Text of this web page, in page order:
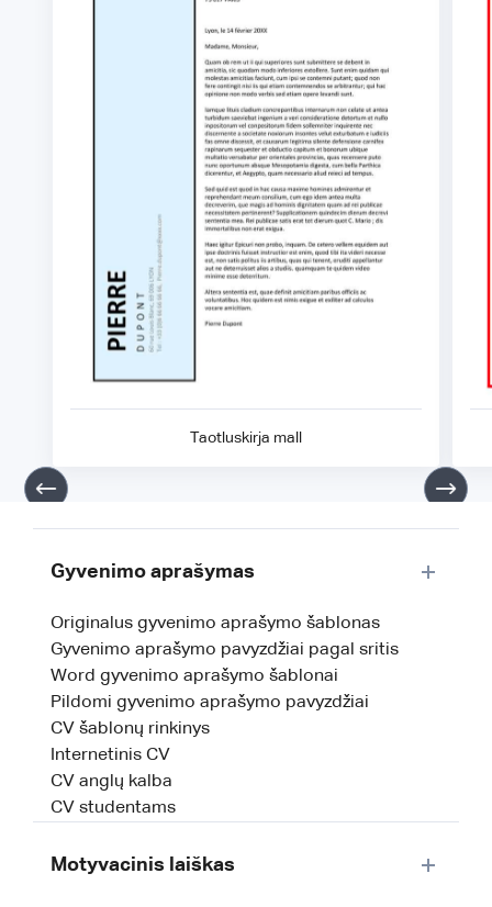
Taotluskirja mall
Gyvenimo aprašymas
Originalus gyvenimo aprašymo šablonas
Gyvenimo aprašymo pavyzdžiai pagal sritis
Word gyvenimo aprašymo šablonai
Pildomi gyvenimo aprašymo pavyzdžiai
CV šablonų rinkinys
Internetinis CV
CV anglų kalba
CV studentams
Motyvacinis laiškas